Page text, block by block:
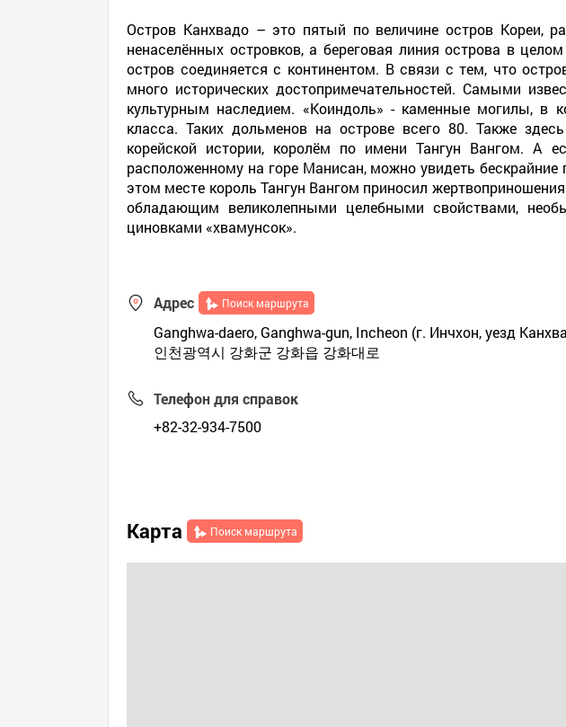
Остров Канхвадо – это пятый по величине остров Кореи,
ненаселённых островков, а береговая линия острова в
остров соединяется с континентом. В связи с тем, что
много исторических достопримечательностей. Самыми
культурным наследием. «Коиндоль» - каменные могилы, в
класса. Таких дольменов на острове всего 80. Также
корейской истории, королём по имени Тангун Вангом. А
расположенному на горе Манисан, можно увидеть
этом месте король Тангун Вангом приносил
обладающим великолепными целебными свойствами,
циновками «хвамунсок».
Адрес Поиск маршрута
Ganghwa-daero, Ganghwa-gun, Incheon (г. Инчхон, уезд
인천광역시 강화군 강화읍 강화대로
Телефон для справок
+82-32-934-7500
Карта Поиск маршрута